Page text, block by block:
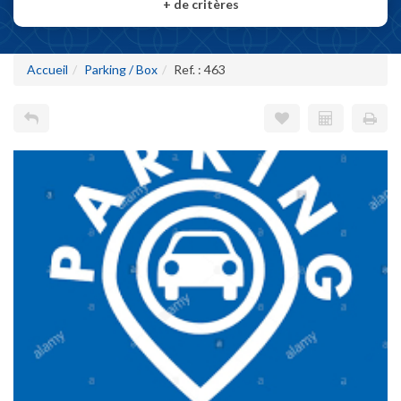
+ de critères
Accueil Parking / Box Ref. : 463